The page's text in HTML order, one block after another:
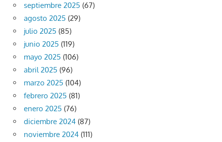
septiembre 2025 (67)
agosto 2025 (29)
julio 2025 (85)
junio 2025 (119)
mayo 2025 (106)
abril 2025 (96)
marzo 2025 (104)
febrero 2025 (81)
enero 2025 (76)
diciembre 2024 (87)
noviembre 2024 (111)